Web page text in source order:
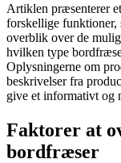
Artiklen præsenterer
forskellige funktioner,
overblik over de
hvilken type
Oplysningerne om
beskrivelser fra
give et informativt og
Faktorer at
bordfræser